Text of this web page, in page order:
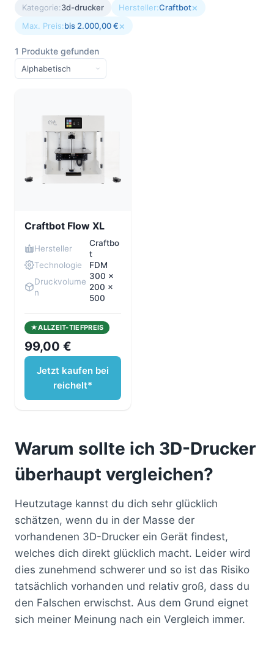
Kategorie:3d-drucker Hersteller:Craftbot×
Max. Preis:bis 2.000,00 €×
1 Produkte gefunden
Craftbot Flow XL
Hersteller
Craftbo
t
Technologie
FDM
Druckvolume
n
300 x
200 x
500
ALLZEIT-TIEFPREIS
99,00 €
Jetzt kaufen bei
reichelt*
Warum sollte ich 3D-Drucker
überhaupt vergleichen?
Heutzutage kannst du dich sehr glücklich
schätzen, wenn du in der Masse der
vorhandenen 3D-Drucker ein Gerät findest,
welches dich direkt glücklich macht. Leider wird
dies zunehmend schwerer und so ist das Risiko
tatsächlich vorhanden und relativ groß, dass du
den Falschen erwischst. Aus dem Grund eignet
sich meiner Meinung nach ein Vergleich immer.